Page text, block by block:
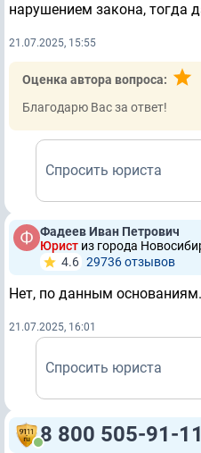
нарушением закона, тогда
21.07.2025, 15:55
Оценка автора вопроса:
Благодарю Вас за ответ!
Спросить юриста
Фадеев Иван Петрович
Юрист из города
4.6 29736 отзывов
Нет, по данным основаниям.
21.07.2025, 16:01
Спросить юриста
8 800 505-91-11